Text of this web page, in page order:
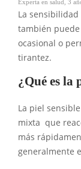
Experta en salud 3
La
también
ocasional o
tirantez.
¿Qué es la
La piel
mixta que
más
generalmente